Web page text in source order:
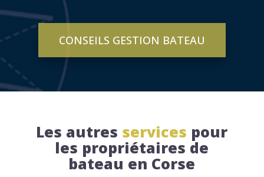
CONSEILS GESTION BATEAU
Les autres services pour
les propriétaires de
bateau en Corse